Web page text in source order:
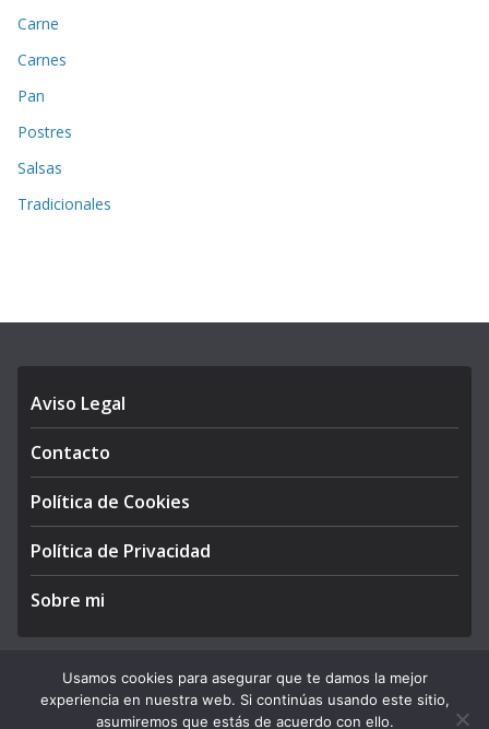
Carne
Carnes
Pan
Postres
Salsas
Tradicionales
Aviso Legal
Contacto
Política de Cookies
Política de Privacidad
Sobre mi
Copyright © 2026APEGA Perú. All rights reserved.
Usamos cookies para asegurar que te damos la mejor
experiencia en nuestra web. Si continúas usando este sitio,
asumiremos que estás de acuerdo con ello.